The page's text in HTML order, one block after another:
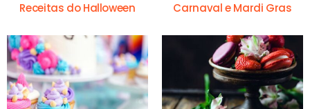
Receitas do Halloween Carnaval e Mardi Gras